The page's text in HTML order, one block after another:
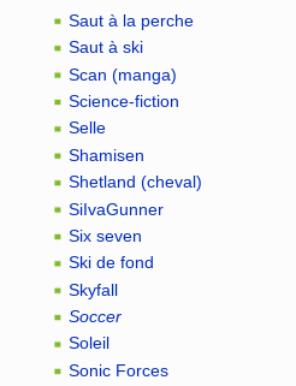
Saut à la perche
Saut à ski
Scan (manga)
Science-fiction
Selle
Shamisen
Shetland (cheval)
SiIvaGunner
Six seven
Ski de fond
Skyfall
Soccer
Soleil
Sonic Forces